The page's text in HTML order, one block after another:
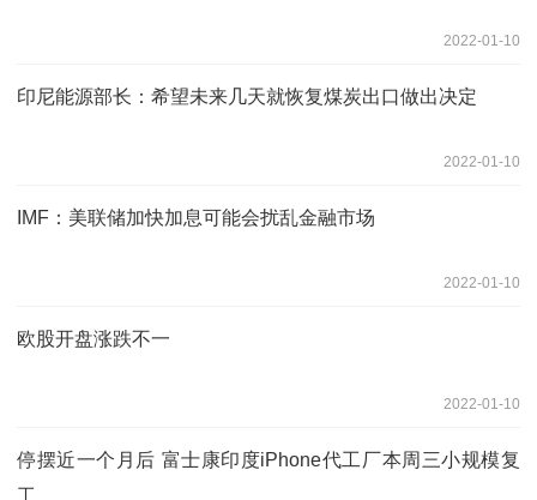
2022-01-10
印尼能源部长：希望未来几天就恢复煤炭出口做出决定
2022-01-10
IMF：美联储加快加息可能会扰乱金融市场
2022-01-10
欧股开盘涨跌不一
2022-01-10
停摆近一个月后 富士康印度iPhone代工厂本周三小规模复
工